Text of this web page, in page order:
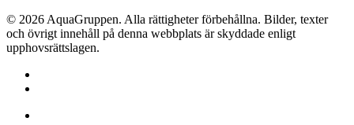
© 2026 AquaGruppen. Alla rättigheter förbehållna. Bilder, texter
och övrigt innehåll på denna webbplats är skyddade enligt
upphovsrättslagen.